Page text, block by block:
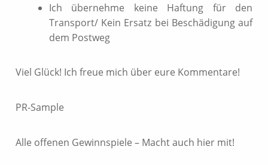
Ich übernehme keine Haftung für den
Transport/ Kein Ersatz bei Beschädigung auf
dem Postweg
Viel Glück! Ich freue mich über eure Kommentare!
PR-Sample
Alle offenen Gewinnspiele – Macht auch hier mit!